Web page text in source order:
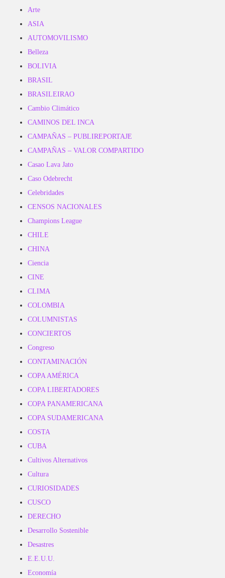
Arte
ASIA
AUTOMOVILISMO
Belleza
BOLIVIA
BRASIL
BRASILEIRAO
Cambio Climático
CAMINOS DEL INCA
CAMPAÑAS – PUBLIREPORTAJE
CAMPAÑAS – VALOR COMPARTIDO
Casao Lava Jato
Caso Odebrecht
Celebridades
CENSOS NACIONALES
Champions League
CHILE
CHINA
Ciencia
CINE
CLIMA
COLOMBIA
COLUMNISTAS
CONCIERTOS
Congreso
CONTAMINACIÓN
COPA AMÉRICA
COPA LIBERTADORES
COPA PANAMERICANA
COPA SUDAMERICANA
COSTA
CUBA
Cultivos Alternativos
Cultura
CURIOSIDADES
CUSCO
DERECHO
Desarrollo Sostenible
Desastres
E.E.U.U.
Economía